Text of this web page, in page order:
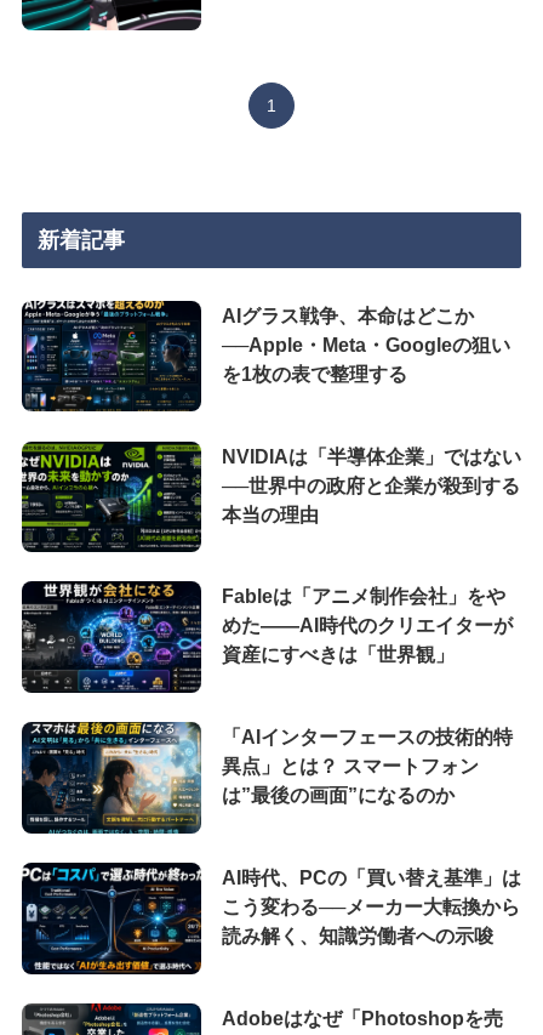
1
新着記事
AIグラス戦争、本命はどこか
──Apple・Meta・Googleの狙い
を1枚の表で整理する
NVIDIAは「半導体企業」ではない
──世界中の政府と企業が殺到する
本当の理由
Fableは「アニメ制作会社」をや
めた――AI時代のクリエイターが
資産にすべきは「世界観」
「AIインターフェースの技術的特
異点」とは？ スマートフォン
は”最後の画面”になるのか
AI時代、PCの「買い替え基準」は
こう変わる──メーカー大転換から
読み解く、知識労働者への示唆
Adobeはなぜ「Photoshopを売